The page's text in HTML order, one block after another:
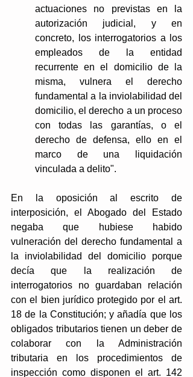
actuaciones no previstas en la
autorización judicial, y en
concreto, los interrogatorios a los
empleados de la entidad
recurrente en el domicilio de la
misma, vulnera el derecho
fundamental a la inviolabilidad del
domicilio, el derecho a un proceso
con todas las garantías, o el
derecho de defensa, ello en el
marco de una liquidación
vinculada a delito".
En la oposición al escrito de
interposición, el Abogado del Estado
negaba que hubiese habido
vulneración del derecho fundamental a
la inviolabilidad del domicilio porque
decía que la realización de
interrogatorios no guardaban relación
con el bien jurídico protegido por el art.
18 de la Constitución; y añadía que los
obligados tributarios tienen un deber de
colaborar con la Administración
tributaria en los procedimientos de
inspección como disponen el art. 142